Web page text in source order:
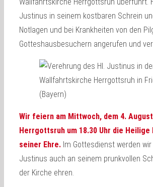
Justinus in seinem kostbaren Schrein
Notlagen und bei Krankheiten von den
Gotteshausbesuchern angerufen und
Wir feiern am Mittwoch, dem 4.
Herrgottsruh um 18.30 Uhr die Heilige
seiner Ehre. Im Gottesdienst werden wir
Justinus auch an seinem prunkvollen
der Kirche ehren.